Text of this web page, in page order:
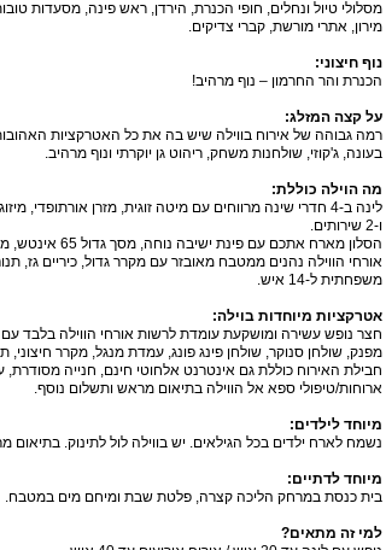
מסלולי טיול ונחלים, חופי הכנרת, הירדן, ראש פינה, מסעדות
מירון, אתרי מורשת, קברי צדיקים.
נוף חיצוני:
הכנרת והר החרמון – נוף מרהיב!
על קצה המזלג:
רמה גבוהה של אירוח בווילה שיש בה את כל האטרקציות
בעונה, ג'קוזי, שולחנות משחק, ריהוט גן יוקרתי ונוף מרהיב.
מה הוילה כוללת:
לינה ב-4 חדרי שינה מרווחים עם מיטה זוגית, מזרן אורתופדי,
ו-2 שירותים.
הסלון מארח אתכם עם פינת ישיבה נוחה, מסך גדול 65 אינטש,
אורחי הווילה נהנים ממטבח מאובזר עם מקרר גדול, כיריים גז,
משפחתית ל-14 איש.
אטרקציות מיוחדות בוילה:
חצר נופש עשירה ומושקעת עומדת לרשות אורחי הווילה בלבד
מפנק, שולחן סנוקר, שולחן פינג פונג, עמדת מנגל, מקרר חיצוני,
חבילת האירוח כוללת גם אינטרנט אלחוטי חינם, חנייה מסודרת,
ארוחות/טיפולי ספא אל הווילה בתיאום מראש ותשלום נוסף.
מיוחד לילדים:
נשמח לארח ילדים בכל הגילאים. יש בווילה לול לתינוק. בתיאום
מיוחד לדתיים:
בית כנסת במרחק הליכה קצרה, פלטת שבת ומיחם מים במטבח.
למי זה מתאים?